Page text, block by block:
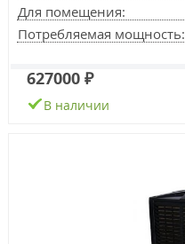
Для помещения:
Потребляемая мощность:
627000 ₽
В наличии